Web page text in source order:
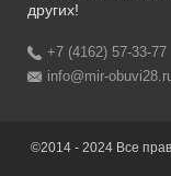
других!
+7 (4162) 57-33-77
info@mir-
©2014 - 2024 Все